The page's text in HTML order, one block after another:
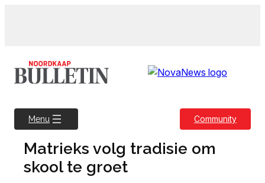
Menu Community
Matrieks volg tradisie om
skool te groet